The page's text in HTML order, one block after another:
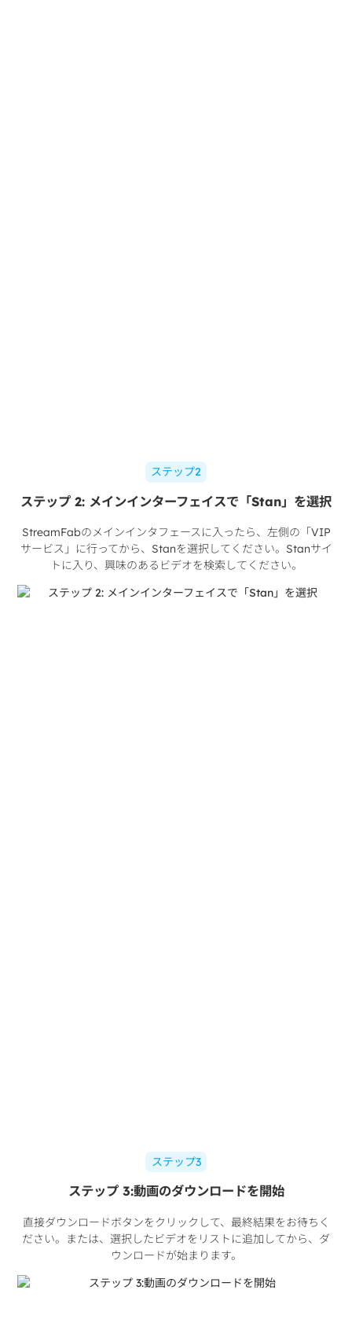
ステップ2
ステップ 2: メインインターフェイスで「Stan」を選択
StreamFabのメインインタフェースに入ったら、左側の「VIP
サービス」に行ってから、Stanを選択してください。Stanサイ
トに入り、興味のあるビデオを検索してください。
ステップ3
ステップ 3:動画のダウンロードを開始
直接ダウンロードボタンをクリックして、最終結果をお待ちく
ださい。または、選択したビデオをリストに追加してから、ダ
ウンロードが始まります。